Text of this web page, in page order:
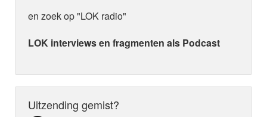
en zoek op "LOK radio"
LOK interviews en fragmenten als Podcast
Uitzending gemist?